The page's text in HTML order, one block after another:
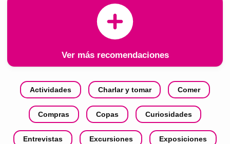
Ver más recomendaciones
Actividades Charlar y tomar Comer
Compras Copas Curiosidades
Entrevistas Excursiones Exposiciones